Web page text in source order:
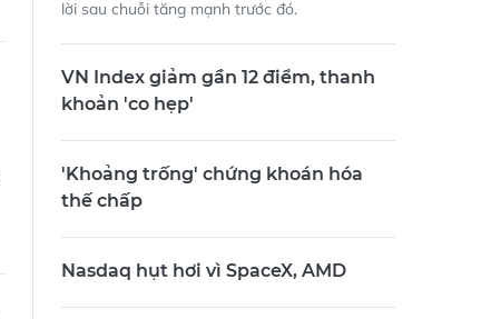
lời sau chuỗi tăng mạnh trước đó.
VN Index giảm gần 12 điểm, thanh
khoản 'co hẹp'
'Khoảng trống' chứng khoán hóa
thế chấp
Nasdaq hụt hơi vì SpaceX, AMD